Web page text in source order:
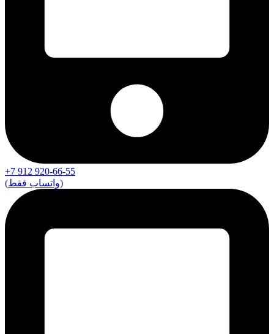
+7 912 920-66-55
(واتساب فقط)